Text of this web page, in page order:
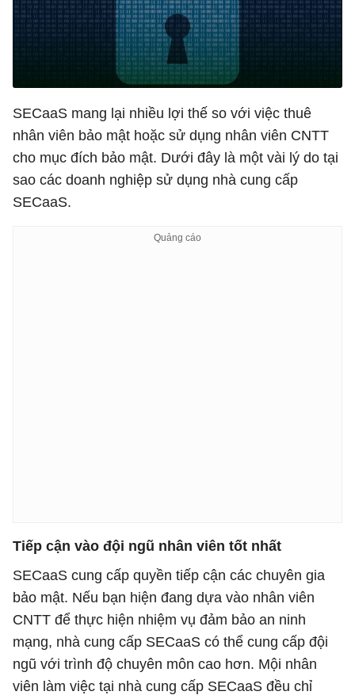
SECaaS mang lại nhiều lợi thế so với việc thuê
nhân viên bảo mật hoặc sử dụng nhân viên CNTT
cho mục đích bảo mật. Dưới đây là một vài lý do tại
sao các doanh nghiệp sử dụng nhà cung cấp
SECaaS.
Tiếp cận vào đội ngũ nhân viên tốt nhất
SECaaS cung cấp quyền tiếp cận các chuyên gia
bảo mật. Nếu bạn hiện đang dựa vào nhân viên
CNTT để thực hiện nhiệm vụ đảm bảo an ninh
mạng, nhà cung cấp SECaaS có thể cung cấp đội
ngũ với trình độ chuyên môn cao hơn. Mội nhân
viên làm việc tại nhà cung cấp SECaaS đều chỉ